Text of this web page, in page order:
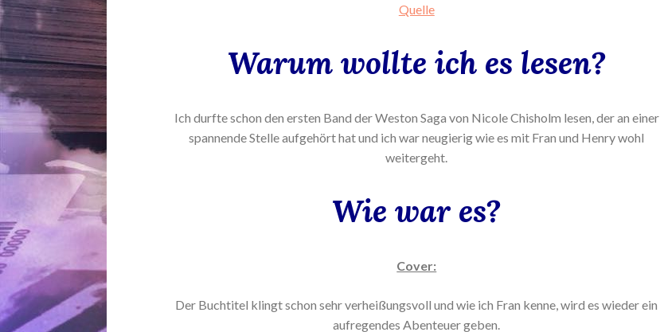
Quelle
Warum wollte ich es lesen?
Ich durfte schon den ersten Band der Weston Saga von Nicole Chisholm lesen, der an einer
spannende Stelle aufgehört hat und ich war neugierig wie es mit Fran und Henry wohl
weitergeht.
Wie war es?
Cover:
Der Buchtitel klingt schon sehr verheißungsvoll und wie ich Fran kenne, wird es wieder ein
aufregendes Abenteuer geben.